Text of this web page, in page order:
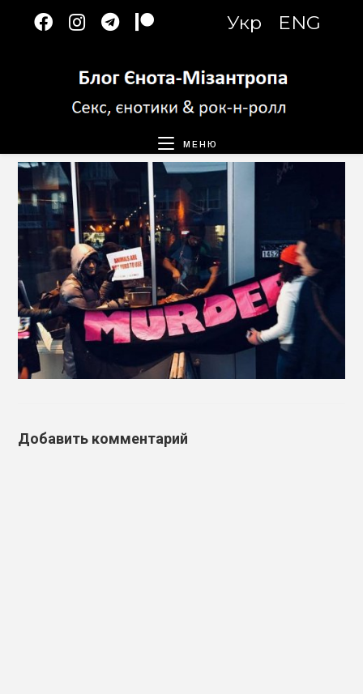
Укр ENG
МЕНЮ
Добавить комментарий